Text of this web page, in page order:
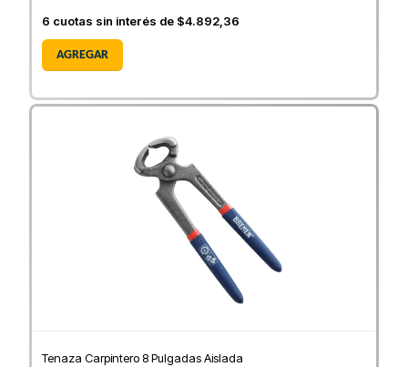
6 cuotas sin interés de $4.892,36
AGREGAR
Tenaza Carpintero 8 Pulgadas Aislada